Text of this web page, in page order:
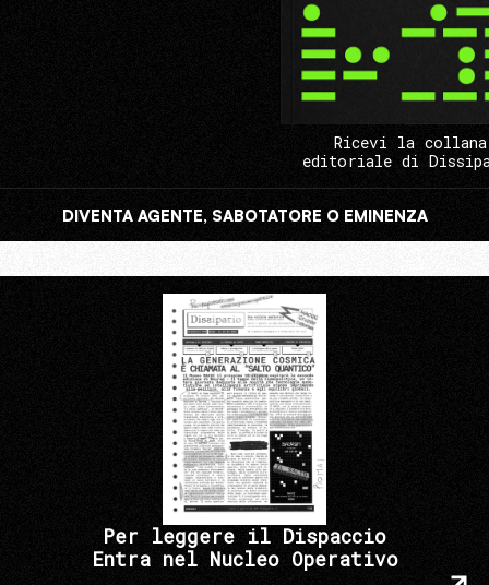
Ricevi la collana
editoriale di
DIVENTA AGENTE, SABOTATORE O EMINENZA
Per leggere il Dispaccio
Entra nel Nucleo Operativo